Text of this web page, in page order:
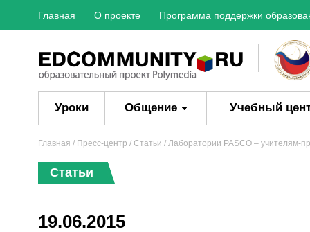
Главная О проекте Программа поддержки
Уроки Общение Учебный
Главная / Пресс-центр / Статьи / Лаборатории PASCO – учителям-
Статьи
19.06.2015